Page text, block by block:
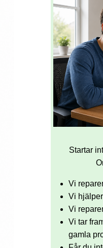
Startar
Vi
Vi
Vi
Vi tar
gamla